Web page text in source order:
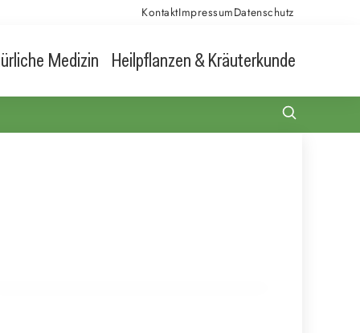
KontaktImpressumDatenschutz
Medizin Heilpflanzen & Kräuterkunde